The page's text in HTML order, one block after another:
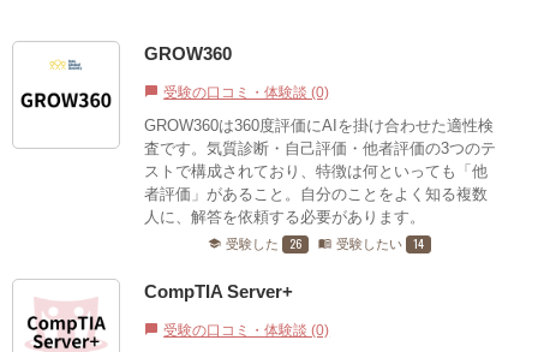
GROW360
chat_bubble 受験の口コミ・体験談 (0)
GROW360は360度評価にAIを掛け合わせた適性検
査です。気質診断・自己評価・他者評価の3つのテ
ストで構成されており、特徴は何といっても「他
者評価」があること。自分のことをよく知る複数
人に、解答を依頼する必要があります。
school 受験した 26 menu_book 受験したい 14
CompTIA Server+
chat_bubble 受験の口コミ・体験談 (0)